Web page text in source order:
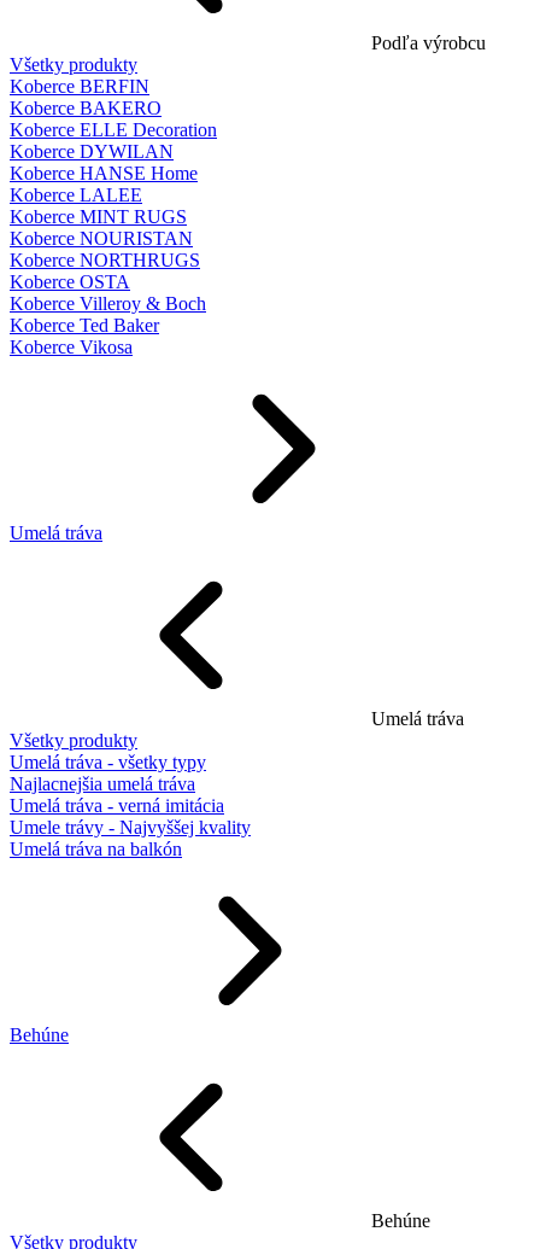
Podľa výrobcu
Všetky produkty
Koberce BERFIN
Koberce BAKERO
Koberce ELLE Decoration
Koberce DYWILAN
Koberce HANSE Home
Koberce LALEE
Koberce MINT RUGS
Koberce NOURISTAN
Koberce NORTHRUGS
Koberce OSTA
Koberce Villeroy & Boch
Koberce Ted Baker
Koberce Vikosa
Umelá tráva
Umelá tráva
Všetky produkty
Umelá tráva - všetky typy
Najlacnejšia umelá tráva
Umelá tráva - verná imitácia
Umele trávy - Najvyššej kvality
Umelá tráva na balkón
Behúne
Behúne
Všetky produkty